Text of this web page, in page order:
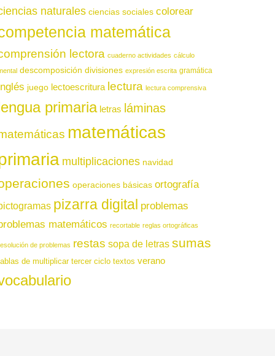
naturales ciencias sociales colorear
matemática
lectora cuaderno actividades cálculo
descomposición divisiones expresión escrita gramática
juego lectoescritura lectura lectura comprensiva
primaria letras láminas
matemáticas
multiplicaciones navidad
operaciones básicas ortografía
pizarra digital problemas
matemáticos recortable reglas ortográficas
de problemas restas sopa de letras sumas
de multiplicar tercer ciclo textos verano